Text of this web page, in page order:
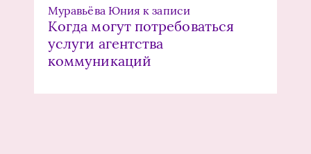
Муравьёва Юния к записи
Когда могут потребоваться
услуги агентства
коммуникаций